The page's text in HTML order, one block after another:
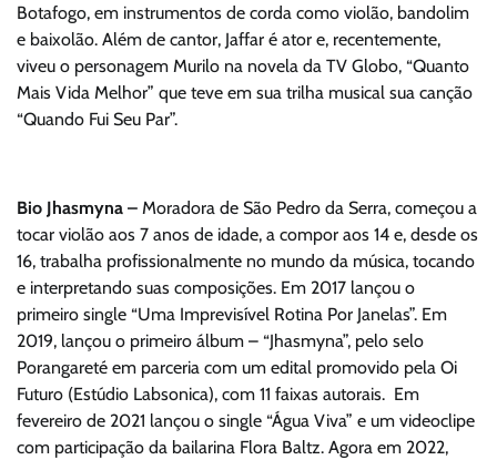
Botafogo, em instrumentos de corda como violão, bandolim
e baixolão. Além de cantor, Jaffar é ator e, recentemente,
viveu o personagem Murilo na novela da TV Globo, “Quanto
Mais Vida Melhor” que teve em sua trilha musical sua canção
“Quando Fui Seu Par”.
Bio Jhasmyna – Moradora de São Pedro da Serra, começou a
tocar violão aos 7 anos de idade, a compor aos 14 e, desde os
16, trabalha profissionalmente no mundo da música, tocando
e interpretando suas composições. Em 2017 lançou o
primeiro single “Uma Imprevisível Rotina Por Janelas”. Em
2019, lançou o primeiro álbum – “Jhasmyna”, pelo selo
Porangareté em parceria com um edital promovido pela Oi
Futuro (Estúdio Labsonica), com 11 faixas autorais. Em
fevereiro de 2021 lançou o single “Água Viva” e um videoclipe
com participação da bailarina Flora Baltz. Agora em 2022,